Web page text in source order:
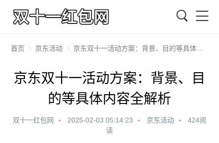
首页 京东活动 京东双十一活动方案：背景、目的等具体内容全解析
京东双十一活动方案：背景、目
的等具体内容全解析
双十一红包网 2025-02-03 05:14:23 京东活动
424阅
读